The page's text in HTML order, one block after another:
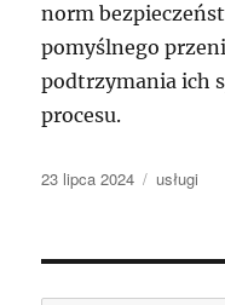
norm
pomyślnego
podtrzymania ich
procesu.
Data
23 lipca 2024 Kategorie
usługi